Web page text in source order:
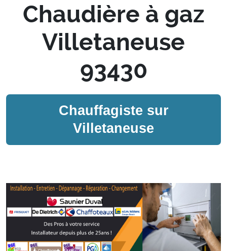
Chaudière à gaz
Villetaneuse
93430
Chauffagiste sur
Villetaneuse